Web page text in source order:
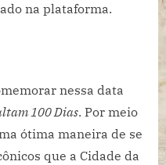
na plataforma.
nessa data
100 Dias. Por meio
ótima maneira de se
que a Cidade da